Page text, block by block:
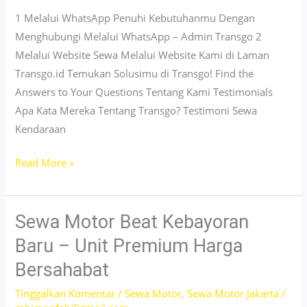
&
Monas
1 Melalui WhatsApp Penuhi Kebutuhanmu Dengan
Menghubungi Melalui WhatsApp – Admin Transgo 2
Melalui Website Sewa Melalui Website Kami di Laman
Transgo.id Temukan Solusimu di Transgo! Find the
Answers to Your Questions Tentang Kami Testimonials
Apa Kata Mereka Tentang Transgo? Testimoni Sewa
Kendaraan
Sewa
Beat
Kembangan
Jakarta
–
Free
Helm
Read More »
Sewa Motor Beat Kebayoran
Baru – Unit Premium Harga
Bersahabat
Tinggalkan Komentar /Sewa Motor,Sewa Motor Jakarta /